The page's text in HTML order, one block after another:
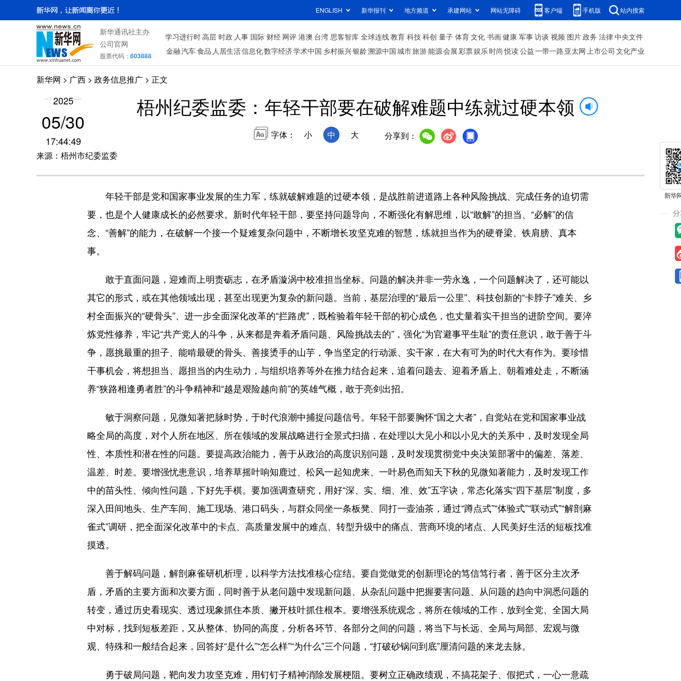
ENGLISH 新华报刊 地方频道 承建网站 网站无障碍 客户端 手机版 站内搜索
新华通讯社主办
公司官网
股票代码： 603888
学习进行时高层 时政 人事 国际 财经 网评 港澳 台湾 思客智库 全球连线教育 科技科创 量子 体育文化 书画健康 军事访谈 视频 图片政务 法律中央文件
金融汽车食品 人居生活信息化数字经济学术中国 乡村振兴银龄溯源中国城市旅游能源会展彩票娱乐时尚 悦读公益一带一路 亚太网上市公司 文化产业
新华网 > 广西 > 政务信息推广 > 正文
2025
05/30
17:44:49
来源：梧州市纪委监委
梧州纪委监委：年轻干部要在破解难题中练就过硬本领
字体： 小 中 大 分享到：
年轻干部是党和国家事业发展的生力军，练就破解难题的过硬本领，是战胜前进道路上各种风险挑战、完成任务的迫切需
要，也是个人健康成长的必然要求。新时代年轻干部，要坚持问题导向，不断强化有解思维，以“敢解”的担当、“必解”的信
念、“善解”的能力，在破解一个接一个疑难复杂问题中，不断增长攻坚克难的智慧，练就担当作为的硬脊梁、铁肩膀、真本
事。
敢于直面问题，迎难而上明责砺志，在矛盾漩涡中校准担当坐标。问题的解决并非一劳永逸，一个问题解决了，还可能以
其它的形式，或在其他领域出现，甚至出现更为复杂的新问题。当前，基层治理的“最后一公里”、科技创新的“卡脖子”难关、乡
村全面振兴的“硬骨头”、进一步全面深化改革的“拦路虎”，既检验着年轻干部的初心成色，也丈量着实干担当的进阶空间。要淬
炼党性修养，牢记“共产党人的斗争，从来都是奔着矛盾问题、风险挑战去的”，强化“为官避事平生耻”的责任意识，敢于善于斗
争，愿挑最重的担子、能啃最硬的骨头、善接烫手的山芋，争当坚定的行动派、实干家，在大有可为的时代大有作为。要珍惜
干事机会，将想担当、愿担当的内生动力，与组织培养等外在推力结合起来，追着问题去、迎着矛盾上、朝着难处走，不断涵
养“狭路相逢勇者胜”的斗争精神和“越是艰险越向前”的英雄气概，敢于亮剑出招。
敏于洞察问题，见微知著把脉时势，于时代浪潮中捕捉问题信号。年轻干部要胸怀“国之大者”，自觉站在党和国家事业战
略全局的高度，对个人所在地区、所在领域的发展战略进行全景式扫描，在处理以大见小和以小见大的关系中，及时发现全局
性、本质性和潜在性的问题。要提高政治能力，善于从政治的高度识别问题，及时发现贯彻党中央决策部署中的偏差、落差、
温差、时差。要增强忧患意识，培养草摇叶响知鹿过、松风一起知虎来、一叶易色而知天下秋的见微知著能力，及时发现工作
中的苗头性、倾向性问题，下好先手棋。要加强调查研究，用好“深、实、细、准、效”五字诀，常态化落实“四下基层”制度，多
深入田间地头、生产车间、施工现场、港口码头，与群众同坐一条板凳、同打一壶油茶，通过“蹲点式”“体验式”“联动式”“解剖麻
雀式”调研，把全面深化改革中的卡点、高质量发展中的难点、转型升级中的痛点、营商环境的堵点、人民美好生活的短板找准
摸透。
善于解码问题，解剖麻雀研机析理，以科学方法找准核心症结。要自觉做党的创新理论的笃信笃行者，善于区分主次矛
盾，矛盾的主要方面和次要方面，同时善于从老问题中发现新问题、从杂乱问题中把握要害问题、从问题的趋向中洞悉问题的
转变，通过历史看现实、透过现象抓住本质、撇开枝叶抓住根本。要增强系统观念，将所在领域的工作，放到全党、全国大局
中对标，找到短板差距，又从整体、协同的高度，分析各环节、各部分之间的问题，将当下与长远、全局与局部、宏观与微
观、特殊和一般结合起来，回答好“是什么”“怎么样”“为什么”三个问题，“打破砂锅问到底”厘清问题的来龙去脉。
勇于破局问题，靶向发力攻坚克难，用钉钉子精神消除发展梗阻。要树立正确政绩观，不搞花架子、假把式，一心一意疏